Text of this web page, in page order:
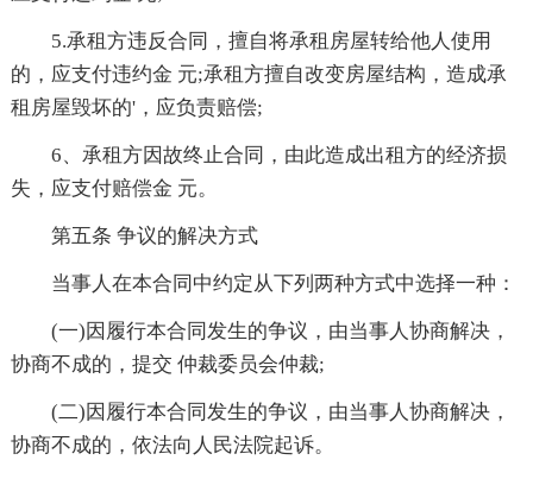
5.承租方违反合同，擅自将承租房屋转给他人使用
的，应支付违约金 元;承租方擅自改变房屋结构，造成承
租房屋毁坏的'，应负责赔偿;
6、承租方因故终止合同，由此造成出租方的经济损
失，应支付赔偿金 元。
第五条 争议的解决方式
当事人在本合同中约定从下列两种方式中选择一种：
(一)因履行本合同发生的争议，由当事人协商解决，
协商不成的，提交 仲裁委员会仲裁;
(二)因履行本合同发生的争议，由当事人协商解决，
协商不成的，依法向人民法院起诉。